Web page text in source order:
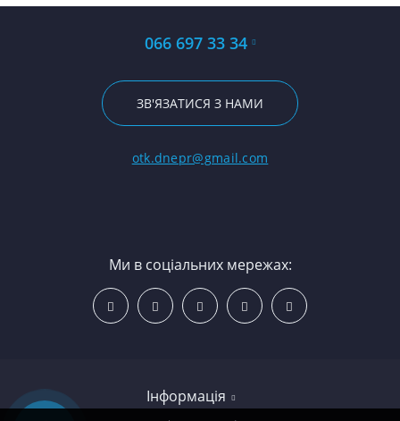
066 697 33 34
ЗВ'ЯЗАТИСЯ З НАМИ
otk.dnepr@gmail.com
Інформація
Ми в соціальних мережах: